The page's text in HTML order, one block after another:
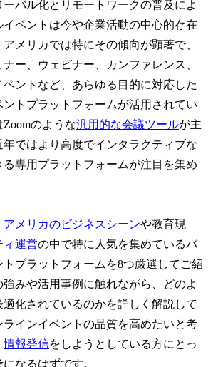
ーバル化とリモートワークの普及によ
イベントは今や企業活動の中心的存在
メリカでは特にその傾向が顕著で、
ー、ウェビナー、カンファレンス、
ベントなど、あらゆる目的に対応した
トプラットフォームが活用されてい
のような汎用的な会議ツールが主
ではより高度でインタラクティブな
専用プラットフォームが注目を集め
アメリカのビジネスシーンや教育現
ィ運営の中で特に人気を集めているバ
プラットフォームを8つ厳選してご紹
みや活用事例に触れながら、どのよ
適化されているのかを詳しく解説して
ラインイベントの品質を高めたいと考
情報発信をしようとしている方にとっ
なるはずです。